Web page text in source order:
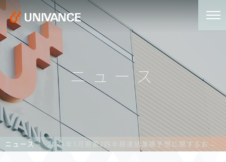
ニュース
ニュース 2021年3月期第2四半期連結業績予想に関するお知らせ